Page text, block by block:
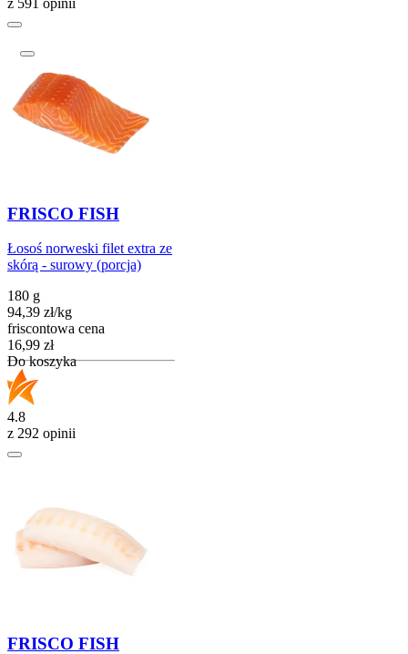
FRISCO FISH
Łosoś norweski filet extra ze
skórą - surowy (porcja)
180 g
94,39 zł/kg
friscontowa cena
Cena
16,99 zł
Do koszyka
4.8
z 292 opinii
FRISCO FISH